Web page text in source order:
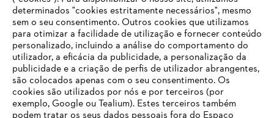
Equipamento de Proteção Individual / EPI
determinados "cookies estritamente necessários", mesmo
sem o seu consentimento. Outros cookies que utilizamos
para otimizar a facilidade de utilização e fornecer conteúdo
personalizado, incluindo a análise do comportamento do
utilizador, a eficácia da publicidade, a personalização da
publicidade e a criação de perfis de utilizador abrangentes,
são colocados apenas com o seu consentimento. Os
cookies são utilizados por nós e por terceiros (por
exemplo, Google ou Tealium). Estes terceiros também